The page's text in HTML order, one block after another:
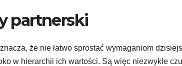
partnerski
że nie łatwo sprostać wymaganiom
w hierarchii ich wartości. Są więc niezwykle